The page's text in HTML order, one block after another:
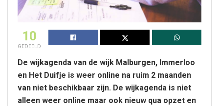
10
GEDEELD
De wijkagenda van de wijk Malburgen, Immerloo
en Het Duifje is weer online na ruim 2 maanden
van niet beschikbaar zijn. De wijkagenda is niet
alleen weer online maar ook nieuw qua opzet en